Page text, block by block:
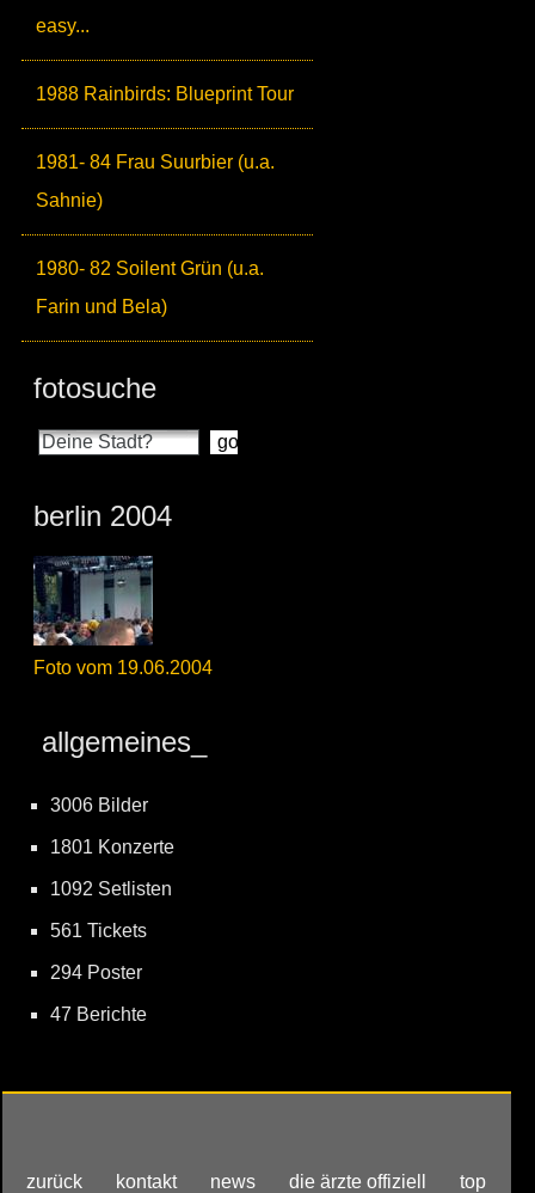
easy...
1988 Rainbirds: Blueprint Tour
1981- 84 Frau Suurbier (u.a.
Sahnie)
1980- 82 Soilent Grün (u.a.
Farin und Bela)
fotosuche
berlin 2004
Foto vom 19.06.2004
allgemeines_
3006 Bilder
1801 Konzerte
1092 Setlisten
561 Tickets
294 Poster
47 Berichte
zurück kontakt news die ärzte offiziell top